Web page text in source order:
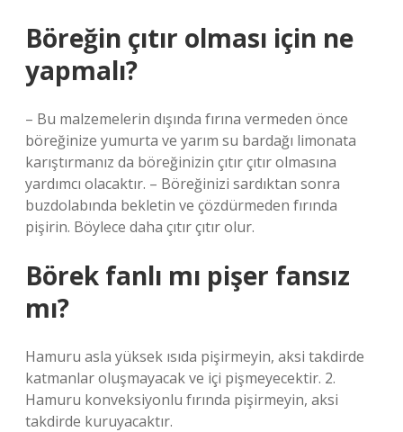
Böreğin çıtır olması için ne
yapmalı?
– Bu malzemelerin dışında fırına vermeden önce
böreğinize yumurta ve yarım su bardağı limonata
karıştırmanız da böreğinizin çıtır çıtır olmasına
yardımcı olacaktır. – Böreğinizi sardıktan sonra
buzdolabında bekletin ve çözdürmeden fırında
pişirin. Böylece daha çıtır çıtır olur.
Börek fanlı mı pişer fansız
mı?
Hamuru asla yüksek ısıda pişirmeyin, aksi takdirde
katmanlar oluşmayacak ve içi pişmeyecektir. 2.
Hamuru konveksiyonlu fırında pişirmeyin, aksi
takdirde kuruyacaktır.